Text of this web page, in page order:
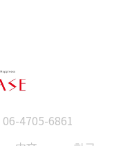
06-4705-6861